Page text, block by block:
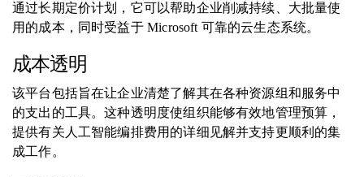
通过长期定价计划，它可以帮助企业削减持续、大批量使
用的成本，同时受益于 Microsoft 可靠的云生态系统。
成本透明
该平台包括旨在让企业清楚了解其在各种资源组和服务中
的支出的工具。这种透明度使组织能够有效地管理预算，
提供有关人工智能编排费用的详细见解并支持更顺利的集
成工作。